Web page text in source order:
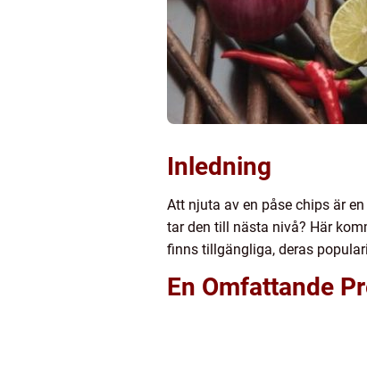
Inledning
Att njuta av en påse chips är
tar den till nästa nivå? Här
finns tillgängliga, deras
En Omfattande